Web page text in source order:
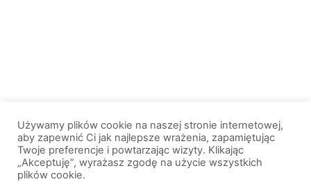
© 2013-2026, All Rights Reserved. Wszelkie prawa zastrzeżone. |
Używamy plików cookie na naszej stronie internetowej,
aby zapewnić Ci jak najlepsze wrażenia, zapamiętując
Twoje preferencje i powtarzając wizyty. Klikając
„Akceptuję”, wyrażasz zgodę na użycie wszystkich
plików cookie.